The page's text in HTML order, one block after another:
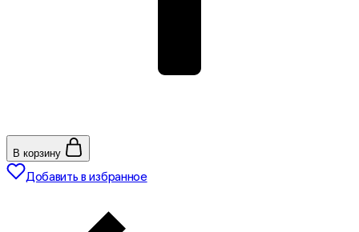
В корзину
Добавить в избранное